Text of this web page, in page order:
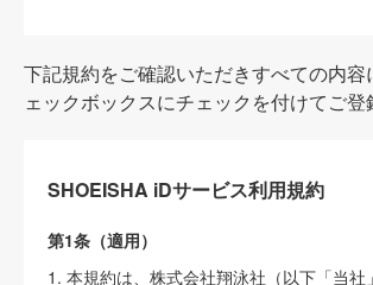
下記規約をご確認いただきすべての内容
ェックボックスにチェックを付けてご登
SHOEISHA iDサービス利用規約
第1条（適用）
1. 本規約は、株式会社翔泳社（以下「当社